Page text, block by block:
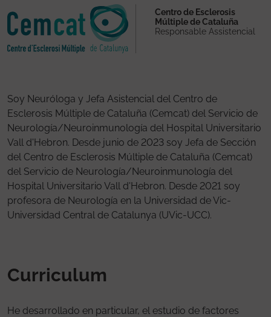
Centro de Esclerosis
Múltiple de Cataluña
Responsable Assistencial
Soy Neuróloga y Jefa Asistencial del Centro de
Esclerosis Múltiple de Cataluña (Cemcat) del Servicio de
Neurología/Neuroinmunología del Hospital Universitario
Vall d'Hebron. Desde junio de 2023 soy Jefa de Sección
del Centro de Esclerosis Múltiple de Cataluña (Cemcat)
del Servicio de Neurología/Neuroinmunología del
Hospital Universitario Vall d'Hebron. Desde 2021 soy
profesora de Neurología en la Universidad de Vic-
Universidad Central de Catalunya (UVic-UCC).
Curriculum
He desarrollado en particular, el estudio de factores